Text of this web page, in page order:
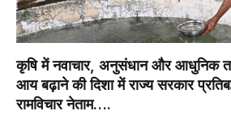
कृषि में नवाचार, अनुसंधान और आधुनिक
आय बढ़ाने की दिशा में राज्य सरकार
रामविचार नेताम….